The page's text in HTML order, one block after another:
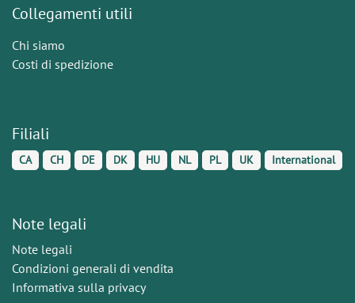
Collegamenti utili
Chi siamo
Costi di spedizione
Filiali
CA CH DE DK HU NL PL UK International
Note legali
Note legali
Condizioni generali di vendita
Informativa sulla privacy